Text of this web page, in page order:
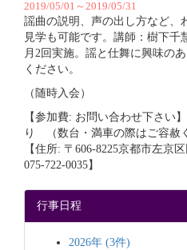
2019/05/01～2019/05/31
謡曲の説明、声の出し方など、
見学も可能です。講師：樹下千
月2回実施。謡と仕舞に興味の
ください。
（随時入会）
【参加費: お問い合わせ下さい
り （数台・満車の際はご容赦
【住所: 〒606-8225京都市左京
075-722-0035】
行事日程
2026年 (3件)